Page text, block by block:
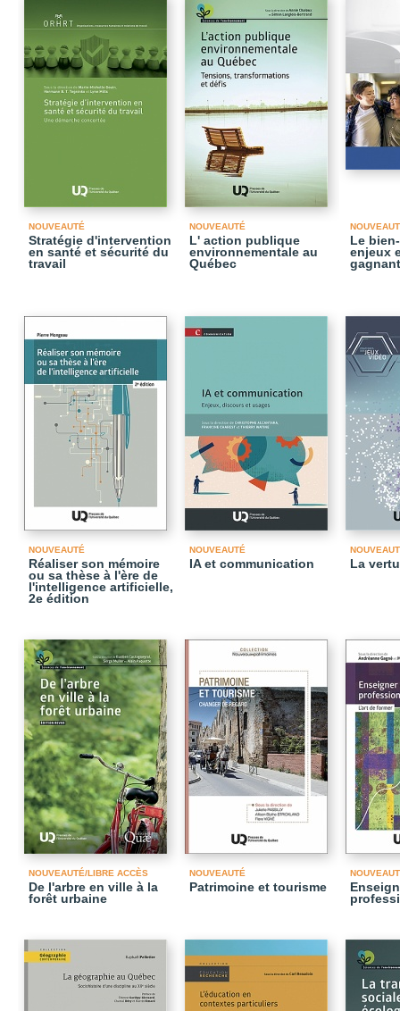
NOUVEAUTÉ
Stratégie d'intervention
en santé et sécurité du
travail
NOUVEAUTÉ
L' action publique
environnementale au
Québec
Le
enjeux
NOUVEAUTÉ
Réaliser son mémoire
ou sa thèse à l'ère de
l'intelligence artificielle,
2e édition
NOUVEAUTÉ
IA et communication La
NOUVEAUTÉ/LIBRE ACCÈS
De l'arbre en ville à la
forêt urbaine
NOUVEAUTÉ
Patrimoine et tourisme